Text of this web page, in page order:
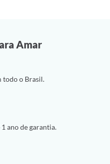
Amar
todo o Brasil.
ano de garantia.